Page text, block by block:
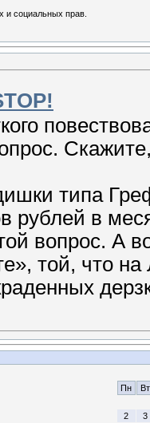
и социальных прав.
типа
рублей в
вопрос. А
той, что
Пн Вт
2
3